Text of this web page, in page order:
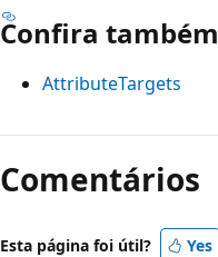
Confira também
AttributeTargets
Modo
de
leitura
Comentários
Esta página foi útil? Yes